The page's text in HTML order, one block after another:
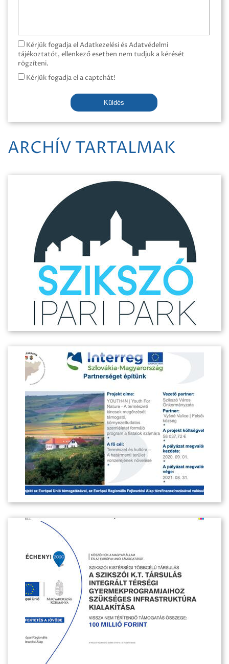
Kérjük fogadja el Adatkezelési és Adatvédelmi
tájékoztatót, ellenkező esetben nem tudjuk a kérését
rögzíteni.
Kérjük fogadja el a captchát!
Küldés
ARCHÍV TARTALMAK